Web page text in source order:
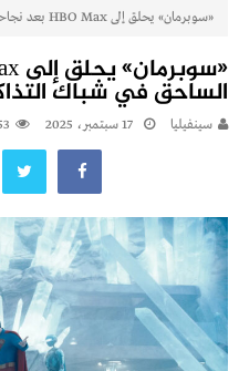
«سوبرمان» يحلق إلى HBO Max بعد نجاحه الساحق في شباك التذاكر
الساحق في شباك
سينفيليا 17 سبتمبر، 2025